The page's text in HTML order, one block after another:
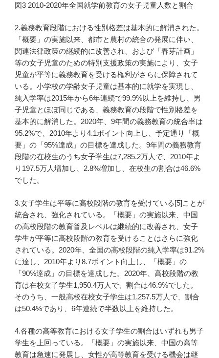
図3 2010-2020年全国就学前教育の女子児童人数と割合
2.義務教育段階における性別格差は基本的に解消された。
「概要」の実施以来、都市と農村の統合の発展に伴い、
関連法律政策の継続的に改善され、および「春芽計画」
等の女子児童のための特別支援政策の実施により、女子
児童が平等に義務教育を受ける権利がさらに保障されて
いる。小学校の学齢女子児童は基本的に就学を実現し、
純入学率は2015年から6年連続で99.9%以上を維持し、男
子児童とほぼ同じである、義務教育の段階で性別格差を
基本的に解消した。2020年、9年間の義務教育の統合率は
95.2%で、2010年より4.1ポイント向上し、予定通り「概
要」の「95%達成」の目標を達成した。9年間の義務教育
段階の在校生のうち女子学生は7,285.2万人で、2010年よ
り197.5万人増加し、2.8%増加し、在校生の割合は46.6%
でした。
3.女子学生は平等に高校段階の教育を受けている[5]ことが
統合され、強化されている。「概要」の実施以来、中国
の高校段階の教育普及レベルは継続的に改善され、女子
学生が平等に高校段階の教育を受けることはさらに強化
されている。2020年、全国の高校段階の純入学率は91.2%
に達し、2010年より8.7ポイント向上し、「概要」の
「90%達成」の目標を達成した。2020年、高校段階の教
育は在校女子学生1,950.4万人で、割合は46.9%でした。
そのうち、一般高校在校女子学生は1,257.5万人で、割合
は50.4%であり、6年連続で半数以上を維持した。
4.各種の高等教育における女子学生の割合はいずれも男子
学生を上回っている。「概要」の実施以来、中国の高等
教育は急速に発展し、女性が高等教育を受ける機会は継